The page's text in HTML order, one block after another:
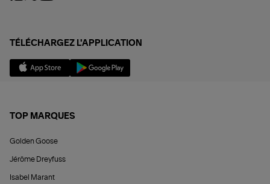
TÉLÉCHARGEZ L'APPLICATION
TOP MARQUES
Golden Goose
Jérôme Dreyfuss
Isabel Marant